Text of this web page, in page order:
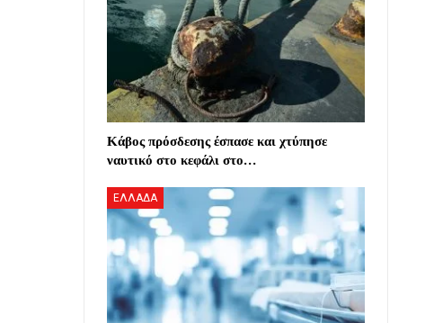
Κάβος πρόσδεσης έσπασε και χτύπησε
ναυτικό στο κεφάλι στο…
ΕΛΛΑΔΑ